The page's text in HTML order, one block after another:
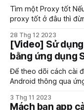
Tìm một Proxy tốt Nếu bạn đang phân vân chưa biết tìm một
proxy tốt ở đâu thì
4G của 3 nhà mạng
28 Thg 12 2023
[Video] Sử
bằng ứng dụng
Để theo dõi cách cài
Android thông qua
bởi mproxy nhé
3 Thg 11 2023
Mách bạn app